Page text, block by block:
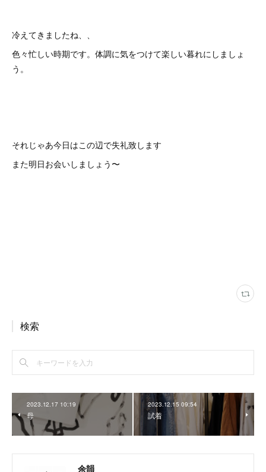
冷えてきましたね、、
色々忙しい時期です。体調に気をつけて楽しい暮れにしましょ
う。
それじゃあ今日はこの辺で失礼致します
また明日お会いしましょう〜
検索
2023.12.17 10:19
母
2023.12.15 09:54
試着
余韻